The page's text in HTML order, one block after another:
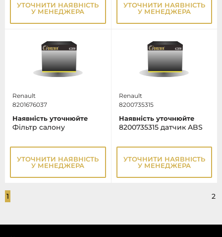
УТОЧНИТИ НАЯВНІСТЬ
У МЕНЕДЖЕРА
УТОЧНИТИ НАЯВНІСТЬ
У МЕНЕДЖЕРА
Renault
8201676037
Наявність уточнюйте
Фільтр салону
УТОЧНИТИ НАЯВНІСТЬ
У МЕНЕДЖЕРА
Renault
8200735315
Наявність уточнюйте
8200735315 датчик ABS
УТОЧНИТИ НАЯВНІСТЬ
У МЕНЕДЖЕРА
1 2